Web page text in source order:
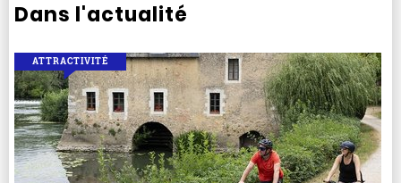
Dans l'actualité
ATTRACTIVITÉ